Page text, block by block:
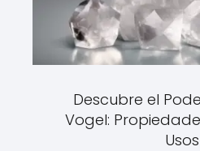
Descubre el
Vogel:
Usos